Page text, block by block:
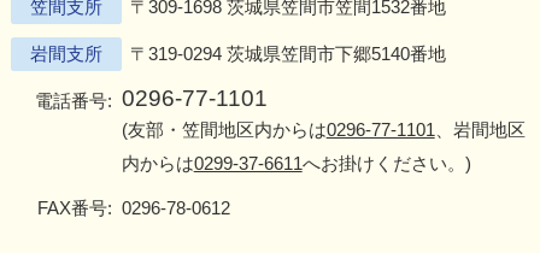
笠間支所 〒309-1698 茨城県笠間市笠間1532番地
岩間支所 〒319-0294 茨城県笠間市下郷5140番地
電話番号: 0296-77-1101
(友部・笠間地区内からは0296-77-1101 、岩間地区
内からは0299-37-6611へお掛けください。)
FAX番号: 0296-78-0612